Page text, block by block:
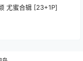
嘉颖 尤蜜合辑 [23+1P]